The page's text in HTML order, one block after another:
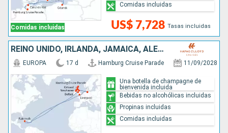
Comidas incluidas US$ 7,728 Tasas incluidas
Comidas incluidas
REINO UNIDO, IRLANDA, JAMAICA, ALEMANIA
EUROPA 17 d Hamburg Cruise Parade 11/09/2028
Una botella de champagne de
bienvenida incluida
Bebidas no alcohólicas incluidas
Propinas incluidas
Comidas incluidas